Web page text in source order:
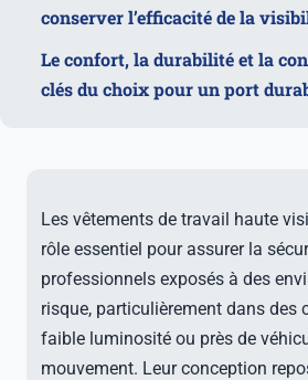
conserver l’efficacité de la
Le confort, la durabilité et la
clés du choix pour un port
Les vêtements de travail haute
rôle essentiel pour assurer la
professionnels exposés à des
risque, particulièrement dans des
faible luminosité ou près de
mouvement. Leur conception